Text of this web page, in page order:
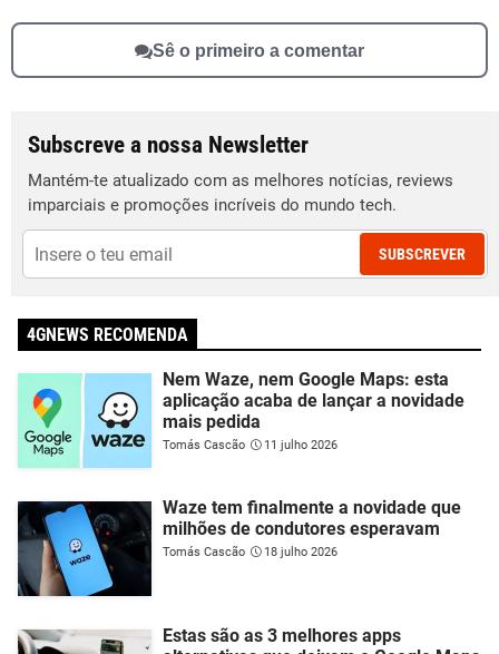
Sê o primeiro a comentar
Subscreve a nossa Newsletter
Mantém-te atualizado com as melhores notícias, reviews
imparciais e promoções incríveis do mundo tech.
SUBSCREVER
4GNEWS RECOMENDA
Nem Waze, nem Google Maps: esta
aplicação acaba de lançar a novidade
mais pedida
Tomás Cascão 11 julho 2026
Waze tem finalmente a novidade que
milhões de condutores esperavam
Tomás Cascão 18 julho 2026
Estas são as 3 melhores apps